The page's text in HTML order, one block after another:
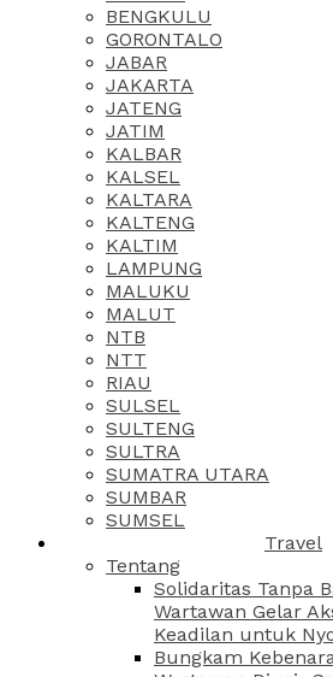
BENGKULU
GORONTALO
JABAR
JAKARTA
JATENG
JATIM
KALBAR
KALSEL
KALTARA
KALTENG
KALTIM
LAMPUNG
MALUKU
MALUT
NTB
NTT
RIAU
SULSEL
SULTENG
SULTRA
SUMATRA UTARA
SUMBAR
SUMSEL
Travel
Tentang
Solidaritas Tanpa
Wartawan Gelar
Keadilan untuk
Bungkam